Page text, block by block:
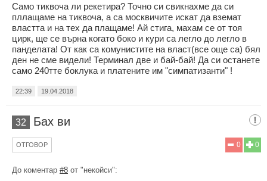
Само тиквоча ли рекетира? Точно си свикнахме да си
пллащаме на тиквоча, а са москвичите искат да вземат
властта и на тех да плащаме! Ай стига, махам се от тоя
цирк, ще се върна когато боко и кури са легло до легло в
панделата! От как са комунистите на власт(все още са) бял
ден не сме видели! Терминал две и бай-бай! Да си останете
само 240тте боклука и платените им "симпатизанти" !
22:39 19.04.2018
32 Бах ви
0
0
ОТГОВОР
До коментар #8 от "некойси":